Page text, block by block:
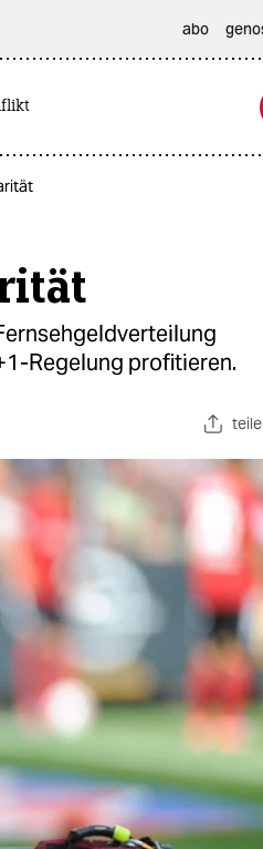
abo
Regelung profitieren.